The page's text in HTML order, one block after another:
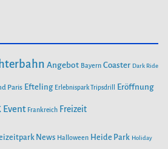
Angebot Bayern Coaster Dark Ride
Paris Efteling Erlebnispark Tripsdrill Eröffnung
Event Frankreich Freizeit
News Halloween Heide Park Holiday